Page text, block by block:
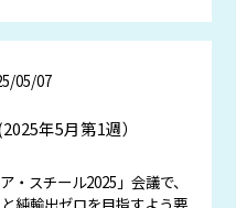
05/07
年5月第1週）
・スチール2025」会議で、